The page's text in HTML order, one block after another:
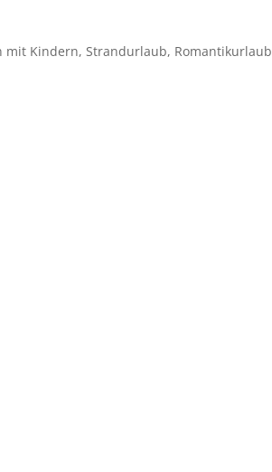
mit Kindern, Strandurlaub, Romantikurlaub